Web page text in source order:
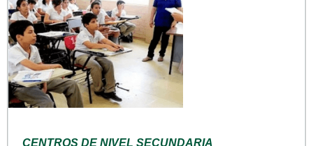
CENTROS DE NIVEL SECUNDARIA